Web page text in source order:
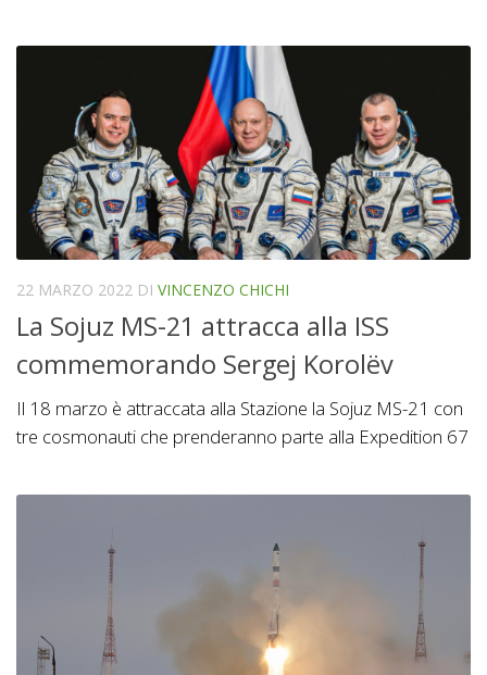
22 MARZO 2022 DI VINCENZO CHICHI
La Sojuz MS-21 attracca alla ISS
commemorando Sergej Korolëv
Il 18 marzo è attraccata alla Stazione la Sojuz MS-21 con
tre cosmonauti che prenderanno parte alla Expedition 67